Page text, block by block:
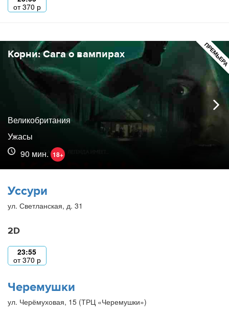
от370 р
Корни: Сага о вампирах
Великобритания
Ужасы
90 мин. 18+
Уссури
ул. Светланская, д. 31
2D
23:55
от370 р
Черемушки
ул. Черёмуховая, 15 (ТРЦ «Черемушки»)